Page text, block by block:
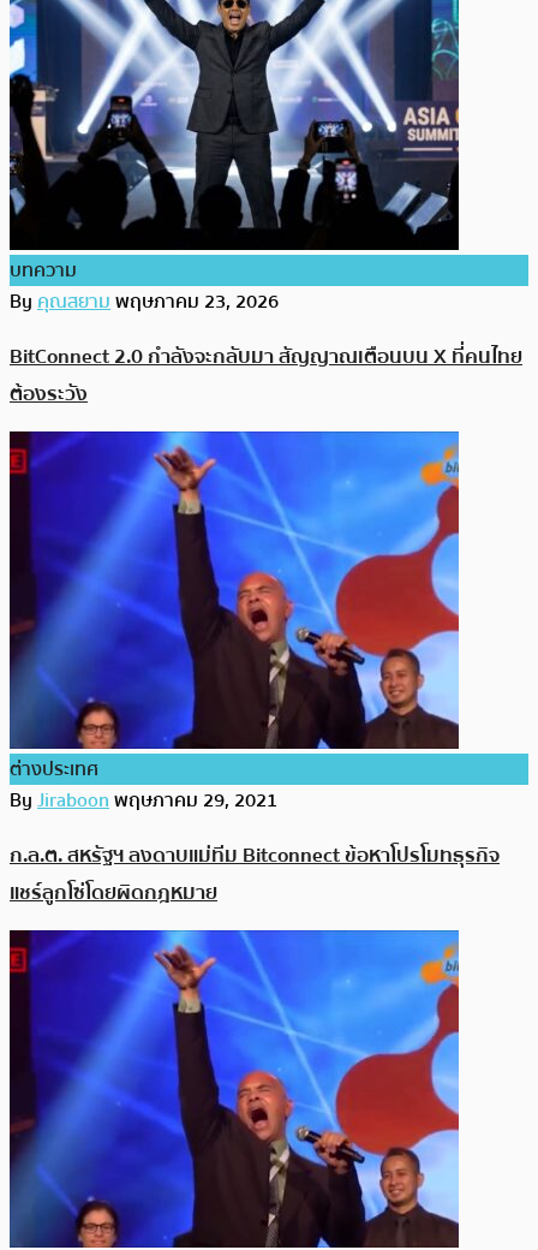
บทความ
Byคุณสยามพฤษภาคม 23, 2026
BitConnect 2.0 กำลังจะกลับมา สัญญาณเตือนบน X ที่คนไทย
ต้องระวัง
ต่างประเทศ
ByJiraboonพฤษภาคม 29, 2021
ก.ล.ต. สหรัฐฯ ลงดาบแม่ทีม Bitconnect ข้อหาโปรโมทธุรกิจ
แชร์ลูกโซ่โดยผิดกฎหมาย